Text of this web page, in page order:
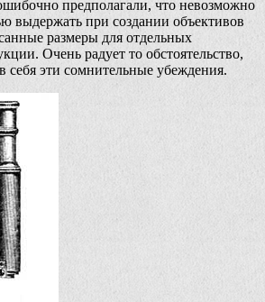
предполагали, что невозможно
выдержать при создании объективов
размеры для отдельных
Очень радует то обстоятельство,
себя эти сомнительные убеждения.